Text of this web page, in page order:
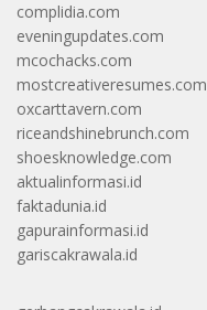
complidia.com
eveningupdates.com
mcochacks.com
mostcreativeresumes.com
oxcarttavern.com
riceandshinebrunch.com
shoesknowledge.com
aktualinformasi.id
faktadunia.id
gapurainformasi.id
gariscakrawala.id